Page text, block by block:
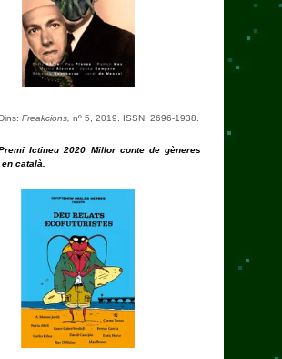
Freakcions, nº 5, 2019. ISSN: 2696-1938.
Ictineu 2020 Millor conte de gèneres
català.